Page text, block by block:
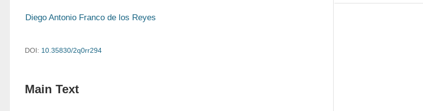
Diego Antonio Franco de los Reyes
DOI: 10.35830/2q0rr294
Main Text